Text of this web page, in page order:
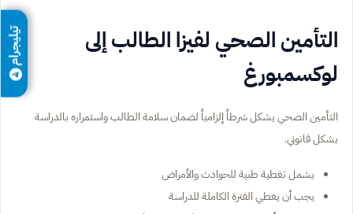
التأمين الصحي لفيزا الطالب إلى
لوكسمبورغ
التأمين الصحي يشكل شرطاً إلزامياً لضمان سلامة الطالب واستمراره بالدراسة
بشكل قانوني.
يشمل تغطية طبية للحوادث والأمراض
يجب أن يغطي الفترة الكاملة للدراسة
تيليجرام